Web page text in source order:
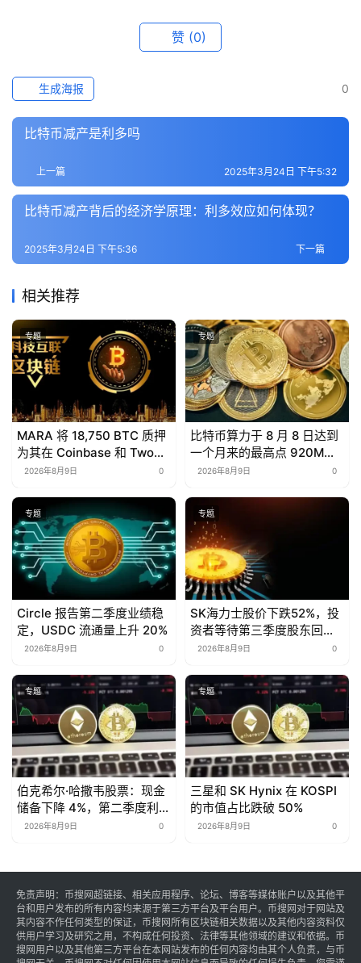
赞 (0)
0
生成海报
比特币减产是利多吗
上一篇 2025年3月24日 下午5:32
比特币减产背后的经济学原理：利多效应如何体现？
下一篇
2025年3月24日 下午5:36
相关推荐
专题
MARA 将 18,750 BTC 质押
为其在 Coinbase 和 Two
Prime 的$600M 笔比特币
2026年8月9日 0
专题
比特币算力于 8 月 8 日达到
一个月来的最高点 920M
TH/s。
2026年8月9日 0
专题
Circle 报告第二季度业绩稳
定，USDC 流通量上升 20%
2026年8月9日 0
专题
SK海力士股价下跌52%，投
资者等待第三季度股东回报
计划
2026年8月9日 0
专题
伯克希尔·哈撒韦股票：现金
储备下降 4%，第二季度利润
翻倍
2026年8月9日 0
专题
三星和 SK Hynix 在 KOSPI
的市值占比跌破 50%
2026年8月9日 0
免责声明：币搜网超链接、相关应用程序、论坛、博客等媒体账户以及其他平
台和用户发布的所有内容均来源于第三方平台及平台用户。币搜网对于网站及
其内容不作任何类型的保证，币搜网所有区块链相关数据以及其他内容资料仅
供用户学习及研究之用，不构成任何投资、法律等其他领域的建议和依据。币
搜网用户以及其他第三方平台在本网站发布的任何内容均由其个人负责，与币